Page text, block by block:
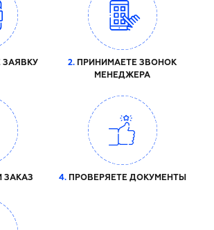
ЗАЯВКУ 2. ПРИНИМАЕТЕ ЗВОНОК
МЕНЕДЖЕРА
4.ПРОВЕРЯЕТЕ ДОКУМЕНТЫ